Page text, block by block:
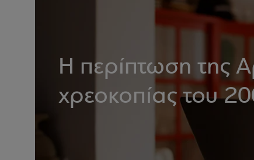
Η περίπτωση της
χρεοκοπίας του